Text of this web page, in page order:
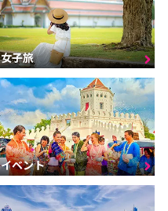
女子旅
イベント